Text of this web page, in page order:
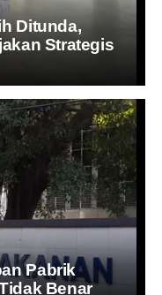
Ditunda,
Strategis
Pabrik
Benar